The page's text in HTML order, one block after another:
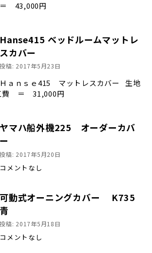
＝ 43,000円
Hanse415 ベッドルームマットレ
スカバー
投稿: 2017年5月23日
Ｈａｎｓｅ415 マットレスカバー 生地
費 ＝ 31,000円
ヤマハ船外機225 オーダーカバ
ー
投稿: 2017年5月20日
コメントなし
可動式オーニングカバー K735
青
投稿: 2017年5月18日
コメントなし